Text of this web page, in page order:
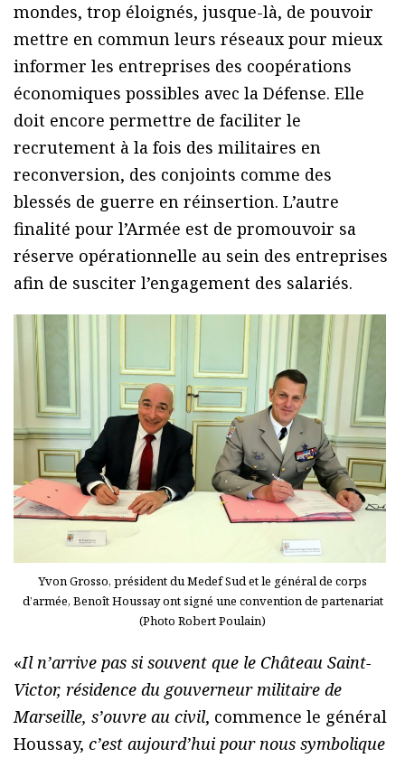
mondes, trop éloignés, jusque-là, de pouvoir
mettre en commun leurs réseaux pour mieux
informer les entreprises des coopérations
économiques possibles avec la Défense. Elle
doit encore permettre de faciliter le
recrutement à la fois des militaires en
reconversion, des conjoints comme des
blessés de guerre en réinsertion. L’autre
finalité pour l’Armée est de promouvoir sa
réserve opérationnelle au sein des entreprises
afin de susciter l’engagement des salariés.
Yvon Grosso, président du Medef Sud et le général de corps
d’armée, Benoît Houssay ont signé une convention de partenariat
(Photo Robert Poulain)
«Il n’arrive pas si souvent que le Château Saint-
Victor, résidence du gouverneur militaire de
Marseille, s’ouvre au civil, commence le général
Houssay, c’est aujourd’hui pour nous symbolique